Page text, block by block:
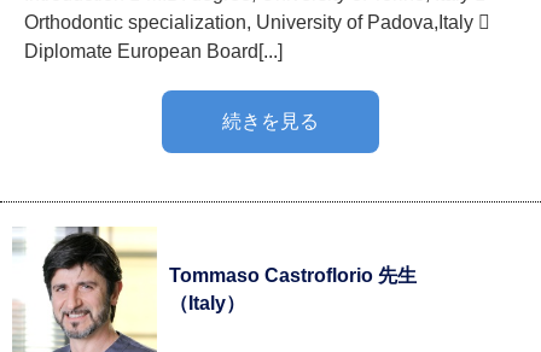
Orthodontic specialization, University of Padova,Italy 
Diplomate European Board[...]
続きを見る
Tommaso Castroflorio 先生
（Italy）